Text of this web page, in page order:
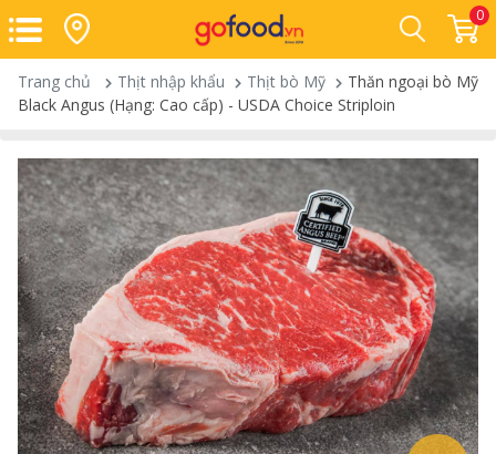
0
Trang chủ Thịt nhập khẩu Thịt bò Mỹ
Thăn ngoại bò Mỹ
Black Angus (Hạng: Cao cấp) - USDA Choice Striploin